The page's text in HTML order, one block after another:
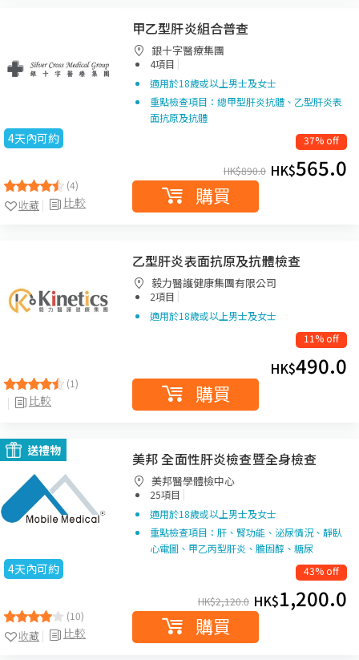
4天內可約
(4)
比較
收藏
甲乙型肝炎組合普查
銀十字醫療集團
4項目 |
適用於18歲或以上男士及女士
重點檢查項目：總甲型肝炎抗體、乙型肝炎表
面抗原及抗體
37% off
HK$890.0 HK$565.0
購買
(1)
比較
乙型肝炎表面抗原及抗體檢查
毅力醫護健康集團有限公司
2項目 |
適用於18歲或以上男士及女士
11% off
HK$490.0
購買
送禮物
4天內可約
(10)
比較
收藏
美邦 全面性肝炎檢查暨全身檢查
美邦醫學體檢中心
25項目 |
適用於18歲或以上男士及女士
重點檢查項目：肝、腎功能、泌尿情況、靜臥
心電圖、甲乙丙型肝炎、膽固醇、糖尿
43% off
HK$2,120.0 HK$1,200.0
購買